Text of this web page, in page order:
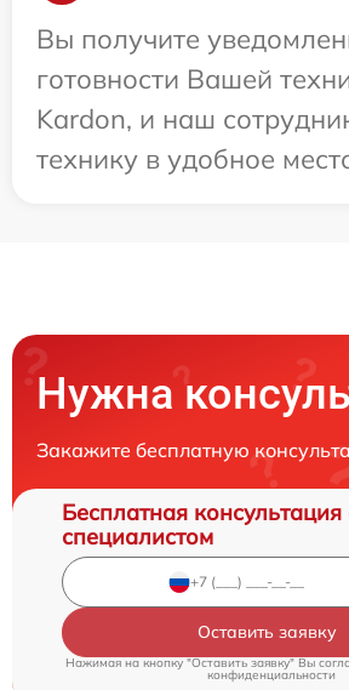
Вы получите
готовности Вашей
Kardon, и наш
технику в удобное
Нужна
Закажите бесплатную
Бесплатная консультация
специалистом
Оставить заявку
Нажимая на кнопку "Оставить заявку" Вы
конфиденциальности